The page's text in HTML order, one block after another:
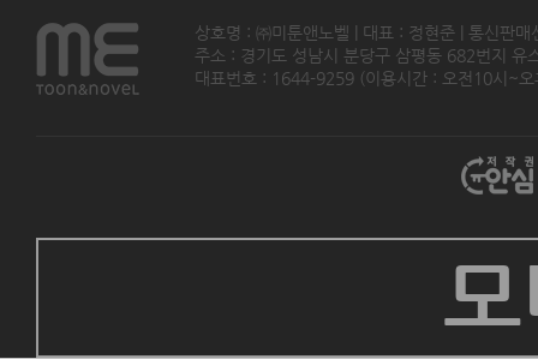
상호명 : ㈜미툰앤노벨 | 대표 : 정현준 | 통신판
주소 : 경기도 성남시 분당구 삼평동 682번지
대표번호 : 1644-9259 (이용시간 : 오전10시~